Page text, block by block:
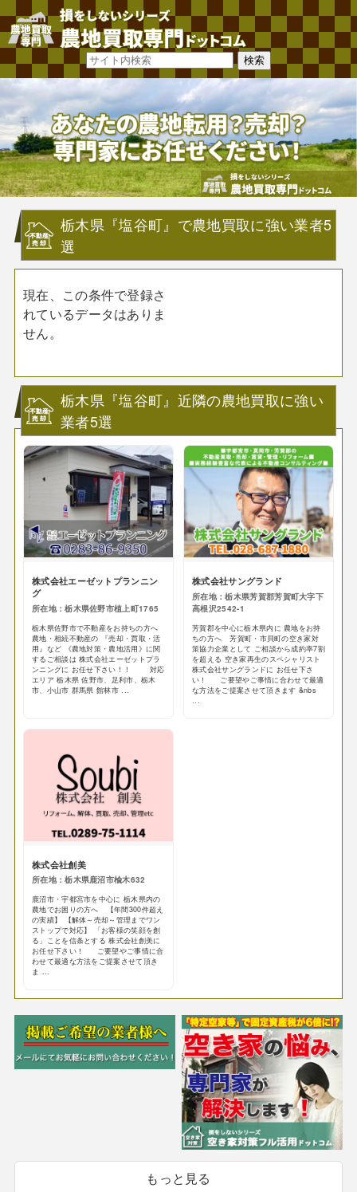
栃木県『塩谷町』で農地買取に強い業者5
選
現在、この条件で登録さ
れているデータはありま
せん。
栃木県『塩谷町』近隣の農地買取に強い
業者5選
株式会社エーゼットプランニン
グ
所在地：栃木県佐野市植上町1765
栃木県佐野市で不動産をお持ちの方へ
農地・相続不動産の 『売却・買取・活
用』など 《農地対策・農地活用》に関
するご相談は 株式会社エーゼットプラ
ンニングに お任せ下さい！！ 対応
エリア 栃木県 佐野市、足利市、栃木
市、小山市 群馬県 館林市 ...
株式会社サングランド
所在地：栃木県芳賀郡芳賀町大字下
高根沢2542-1
芳賀郡を中心に栃木県内に 農地をお持
ちの方へ 芳賀町・市貝町の空き家対
策協力企業として ご相談から成約率7割
を超える 空き家再生のスペシャリスト
株式会社サングランドに お任せ下さ
い！ ご要望やご事情に合わせて最適
な方法をご提案させて頂きます &nbs
...
株式会社創美
所在地：栃木県鹿沼市楡木632
鹿沼市・宇都宮市を中心に 栃木県内の
農地でお困りの方へ 【年間300件超え
の実績】 【解体～売却～管理までワン
ストップで対応】 「お客様の笑顔を創
る」ことを信条とする 株式会社創美に
お任せ下さい！ ご要望やご事情に合
わせて最適な方法をご提案させて頂き
ま ...
もっと見る